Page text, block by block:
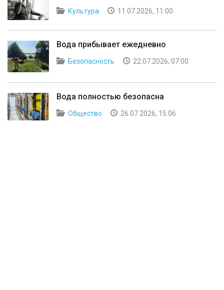
Культура 11.07.2026, 11:00
Вода прибывает ежедневно
Безопасность 22.07.2026, 07:00
Вода полностью безопасна
Общество 26.07.2026, 15:06